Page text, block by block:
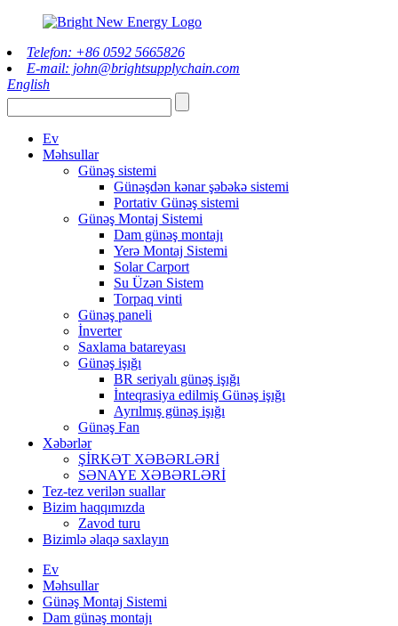
Telefon: +86 0592 5665826
E-mail: john@brightsupplychain.com
English
Ev
Məhsullar
Günəş sistemi
Günəşdən kənar şəbəkə sistemi
Portativ Günəş sistemi
Günəş Montaj Sistemi
Dam günəş montajı
Yerə Montaj Sistemi
Solar Carport
Su Üzən Sistem
Torpaq vinti
Günəş paneli
İnverter
Saxlama batareyası
Günəş işığı
BR seriyalı günəş işığı
İnteqrasiya edilmiş Günəş işığı
Ayrılmış günəş işığı
Günəş Fan
Xəbərlər
ŞİRKƏT XƏBƏRLƏRİ
SƏNAYE XƏBƏRLƏRİ
Tez-tez verilən suallar
Bizim haqqımızda
Zavod turu
Bizimlə əlaqə saxlayın
Ev
Məhsullar
Günəş Montaj Sistemi
Dam günəş montajı